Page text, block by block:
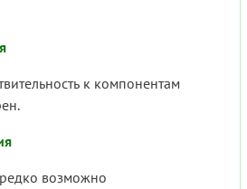
к компонентам
возможно